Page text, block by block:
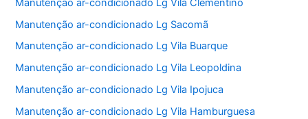
Manutenção ar-condicionado Lg Sacomã
Manutenção ar-condicionado Lg Vila Buarque
Manutenção ar-condicionado Lg Vila Leopoldina
Manutenção ar-condicionado Lg Vila Ipojuca
Manutenção ar-condicionado Lg Vila Hamburguesa